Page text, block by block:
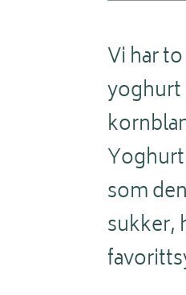
Vi har
yoghurt
som
sukker,